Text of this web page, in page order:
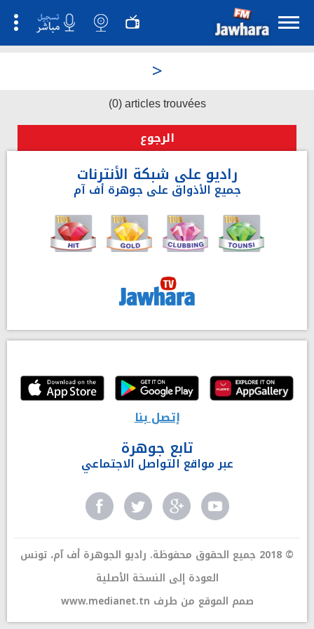
>
(0) articles trouvées
الرجوع
راديو على شبكة الأنترنات
جميع الأذواق على جوهرة أف آم
إتصل بنا
تابع جوهرة
عبر مواقع التواصل الاجتماعي
© 2018 جميع الحقوق محفوظة. راديو الجوهرة أف آم، تونس
العودة إلى النسخة الأصلية
www.medianet.tn صمم الموقع من طرف